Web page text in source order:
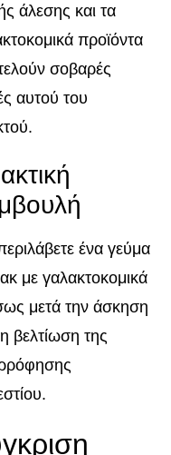
άλεσης και τα
προϊόντα
σοβαρές
αυτού του
ένα γεύμα
με γαλακτοκομικά
μετά την άσκηση
βελτίωση της